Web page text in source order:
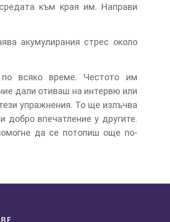
към края им. Направи
акумулирания стрес около
всяко време. Честото им
дали отиваш на интервю или
упражнения. То ще излъчва
впечатление у другите.
да се потопиш още по-